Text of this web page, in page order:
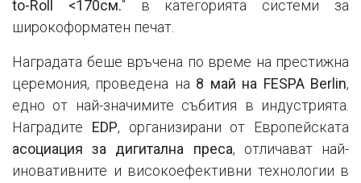
to-Roll <170см." в категорията системи за
широкоформатен печат.
Наградата беше връчена по време на престижна
церемония, проведена на 8 май на FESPA Berlin,
едно от най-значимите събития в индустрията.
Наградите EDP, организирани от Европейската
асоциация за дигитална преса, отличават най-
иновативните и високоефективни технологии в